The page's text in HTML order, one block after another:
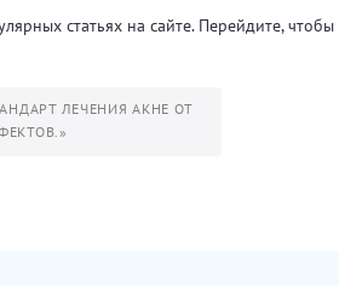
статьях на сайте. Перейдите, чтобы
ЛЕЧЕНИЯ АКНЕ ОТ